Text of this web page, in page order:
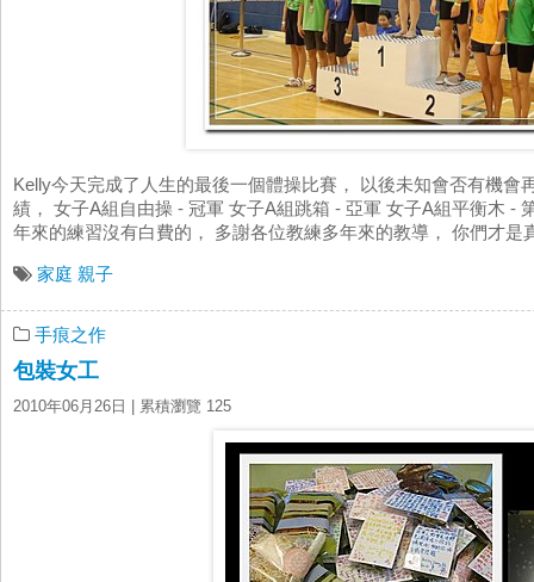
Kelly今天完成了人生的最後一個體操比賽， 以後未知會否有機會
績， 女子A組自由操 - 冠軍 女子A組跳箱 - 亞軍 女子A組平衡木 -
年來的練習沒有白費的， 多謝各位教練多年來的教導， 你們才是
家庭 親子
手痕之作
包裝女工
2010年06月26日 | 累積瀏覽 125